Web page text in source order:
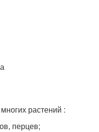
растений :
перцев;